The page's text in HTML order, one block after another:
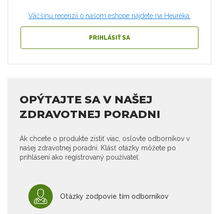
Väčšinu recenzií o našom eshope nájdete na Heuréka.
PRIHLÁSIŤ SA
OPÝTAJTE SA V NAŠEJ
ZDRAVOTNEJ PORADNI
Ak chcete o produkte zistiť viac, oslovte odborníkov v
našej zdravotnej poradni. Klásť otázky môžete po
prihlásení ako registrovaný používateľ.
Otázky zodpovie tím odborníkov